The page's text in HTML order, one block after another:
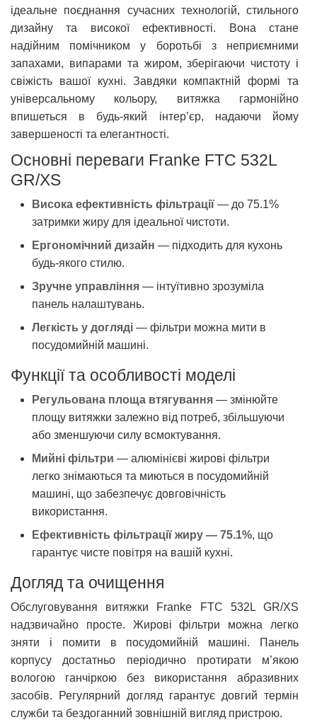
ідеальне поєднання сучасних технологій, стильного
дизайну та високої ефективності. Вона стане
надійним помічником у боротьбі з неприємними
запахами, випарами та жиром, зберігаючи чистоту і
свіжість вашої кухні. Завдяки компактній формі та
універсальному кольору, витяжка гармонійно
впишеться в будь-який інтер’єр, надаючи йому
завершеності та елегантності.
Основні переваги Franke FTC 532L
GR/XS
Висока ефективність фільтрації — до 75.1%
затримки жиру для ідеальної чистоти.
Ергономічний дизайн — підходить для кухонь
будь-якого стилю.
Зручне управління — інтуїтивно зрозуміла
панель налаштувань.
Легкість у догляді — фільтри можна мити в
посудомийній машині.
Функції та особливості моделі
Регульована площа втягування — змінюйте
площу витяжки залежно від потреб, збільшуючи
або зменшуючи силу всмоктування.
Мийні фільтри — алюмінієві жирові фільтри
легко знімаються та миються в посудомийній
машині, що забезпечує довговічність
використання.
Ефективність фільтрації жиру — 75.1%, що
гарантує чисте повітря на вашій кухні.
Догляд та очищення
Обслуговування витяжки Franke FTC 532L GR/XS
надзвичайно просте. Жирові фільтри можна легко
зняти і помити в посудомийній машині. Панель
корпусу достатньо періодично протирати м’якою
вологою ганчіркою без використання абразивних
засобів. Регулярний догляд гарантує довгий термін
служби та бездоганний зовнішній вигляд пристрою.